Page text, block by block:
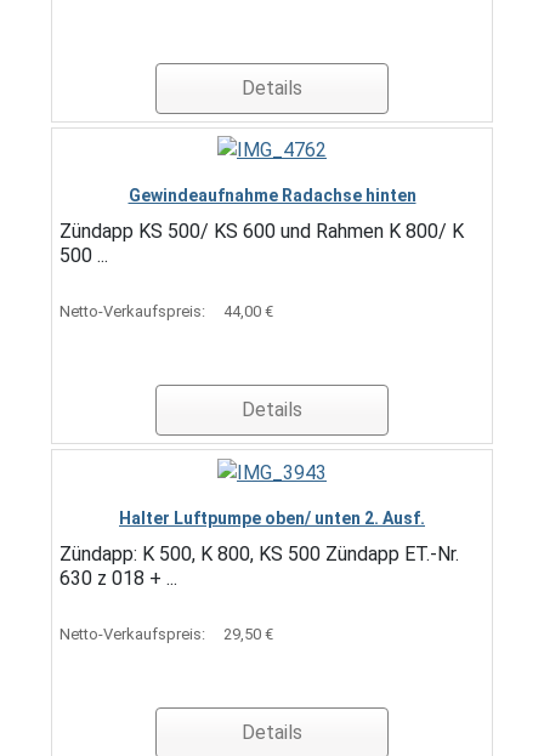
Details
Gewindeaufnahme Radachse hinten
Zündapp KS 500/ KS 600 und Rahmen K 800/ K
500 ...
Netto-Verkaufspreis: 44,00 €
Details
Halter Luftpumpe oben/ unten 2. Ausf.
Zündapp: K 500, K 800, KS 500 Zündapp ET.-Nr.
630 z 018 + ...
Netto-Verkaufspreis: 29,50 €
Details